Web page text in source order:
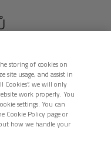
storing of cookies on
site usage, and assist in
Cookies”, we will only
work properly. You
settings. You can
Cookie Policy page or
how we handle your